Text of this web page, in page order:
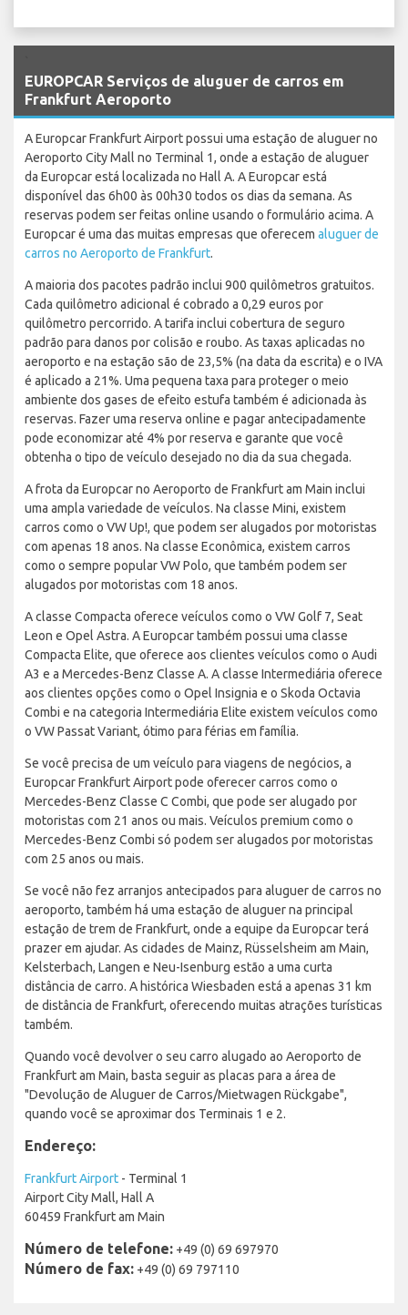
EUROPCAR Serviços de aluguer de carros em
Frankfurt Aeroporto
A Europcar Frankfurt Airport possui uma estação de aluguer no
Aeroporto City Mall no Terminal 1, onde a estação de aluguer
da Europcar está localizada no Hall A. A Europcar está
disponível das 6h00 às 00h30 todos os dias da semana. As
reservas podem ser feitas online usando o formulário acima. A
Europcar é uma das muitas empresas que oferecem aluguer de
carros no Aeroporto de Frankfurt.
A maioria dos pacotes padrão inclui 900 quilômetros gratuitos.
Cada quilômetro adicional é cobrado a 0,29 euros por
quilômetro percorrido. A tarifa inclui cobertura de seguro
padrão para danos por colisão e roubo. As taxas aplicadas no
aeroporto e na estação são de 23,5% (na data da escrita) e o IVA
é aplicado a 21%. Uma pequena taxa para proteger o meio
ambiente dos gases de efeito estufa também é adicionada às
reservas. Fazer uma reserva online e pagar antecipadamente
pode economizar até 4% por reserva e garante que você
obtenha o tipo de veículo desejado no dia da sua chegada.
A frota da Europcar no Aeroporto de Frankfurt am Main inclui
uma ampla variedade de veículos. Na classe Mini, existem
carros como o VW Up!, que podem ser alugados por motoristas
com apenas 18 anos. Na classe Econômica, existem carros
como o sempre popular VW Polo, que também podem ser
alugados por motoristas com 18 anos.
A classe Compacta oferece veículos como o VW Golf 7, Seat
Leon e Opel Astra. A Europcar também possui uma classe
Compacta Elite, que oferece aos clientes veículos como o Audi
A3 e a Mercedes-Benz Classe A. A classe Intermediária oferece
aos clientes opções como o Opel Insignia e o Skoda Octavia
Combi e na categoria Intermediária Elite existem veículos como
o VW Passat Variant, ótimo para férias em família.
Se você precisa de um veículo para viagens de negócios, a
Europcar Frankfurt Airport pode oferecer carros como o
Mercedes-Benz Classe C Combi, que pode ser alugado por
motoristas com 21 anos ou mais. Veículos premium como o
Mercedes-Benz Combi só podem ser alugados por motoristas
com 25 anos ou mais.
Se você não fez arranjos antecipados para aluguer de carros no
aeroporto, também há uma estação de aluguer na principal
estação de trem de Frankfurt, onde a equipe da Europcar terá
prazer em ajudar. As cidades de Mainz, Rüsselsheim am Main,
Kelsterbach, Langen e Neu-Isenburg estão a uma curta
distância de carro. A histórica Wiesbaden está a apenas 31 km
de distância de Frankfurt, oferecendo muitas atrações turísticas
também.
Quando você devolver o seu carro alugado ao Aeroporto de
Frankfurt am Main, basta seguir as placas para a área de
"Devolução de Aluguer de Carros/Mietwagen Rückgabe",
quando você se aproximar dos Terminais 1 e 2.
Endereço:
Frankfurt Airport - Terminal 1
Airport City Mall, Hall A
60459 Frankfurt am Main
Número de telefone: +49 (0) 69 697970
Número de fax: +49 (0) 69 797110